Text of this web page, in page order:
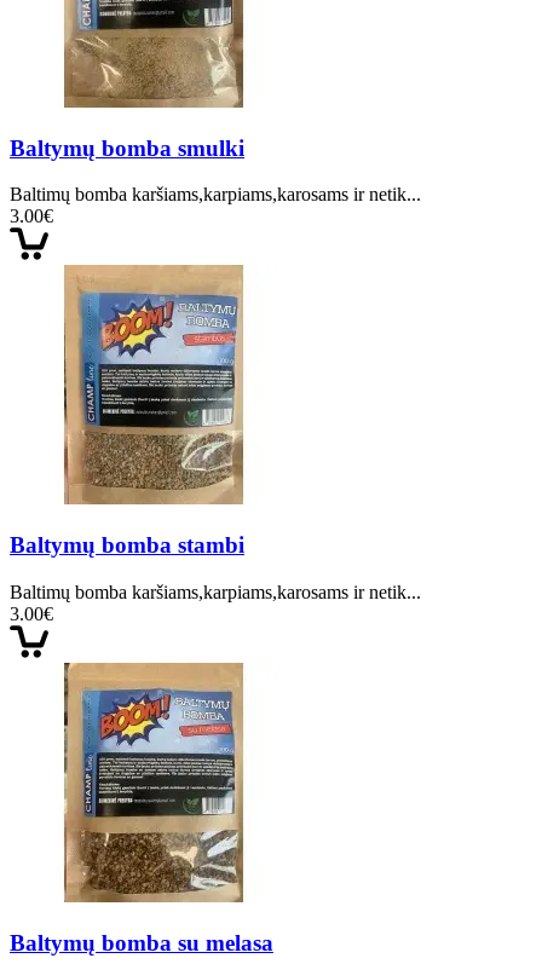
Baltymų bomba smulki
Baltimų bomba karšiams,karpiams,karosams ir netik...
3.00€
Baltymų bomba stambi
Baltimų bomba karšiams,karpiams,karosams ir netik...
3.00€
Baltymų bomba su melasa